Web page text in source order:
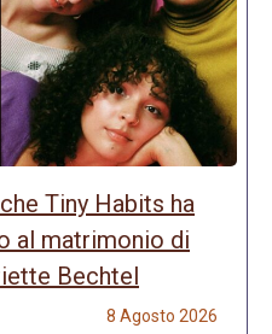
Tiny Habits ha
al matrimonio di
Bechtel
8 Agosto 2026